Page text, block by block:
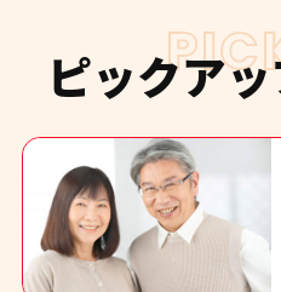
ピックア